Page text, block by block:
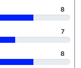
8
7
8